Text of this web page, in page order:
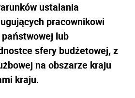
ustalania
pracownikowi
lub
sfery budżetowej, z
na obszarze kraju
kraju.